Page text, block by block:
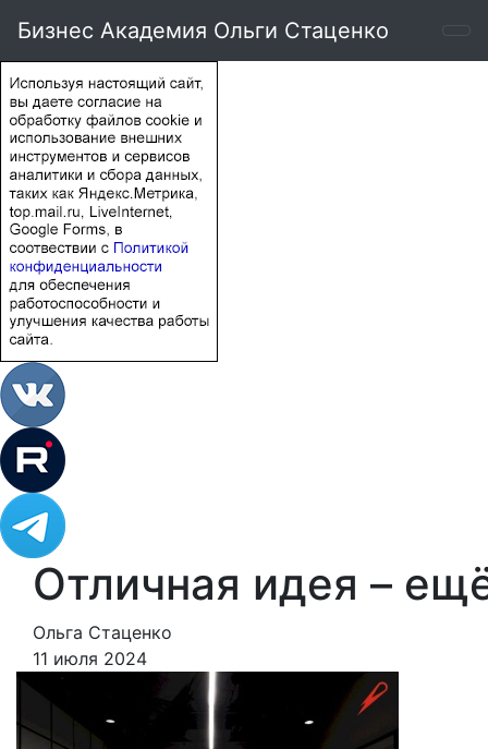
Бизнес Академия Ольги Стаценко
Отличная идея –
Ольга Стаценко
11 июля 2024